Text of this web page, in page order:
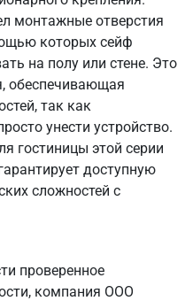
монтажные отверстия
которых сейф
на полу или стене. Это
обеспечивающая
так как
унести устройство.
гостиницы этой серии
доступную
сложностей с
проверенное
компания ООО